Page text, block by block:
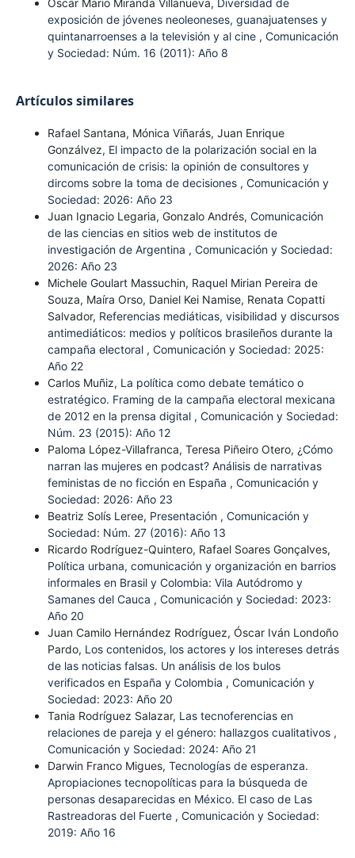
Oscar Mario Miranda Villanueva, Diversidad de
exposición de jóvenes neoleoneses, guanajuatenses y
quintanarroenses a la televisión y al cine , Comunicación
y Sociedad: Núm. 16 (2011): Año 8
Artículos similares
Rafael Santana, Mónica Viñarás, Juan Enrique
Gonzálvez, El impacto de la polarización social en la
comunicación de crisis: la opinión de consultores y
dircoms sobre la toma de decisiones , Comunicación y
Sociedad: 2026: Año 23
Juan Ignacio Legaria, Gonzalo Andrés, Comunicación
de las ciencias en sitios web de institutos de
investigación de Argentina , Comunicación y Sociedad:
2026: Año 23
Michele Goulart Massuchin, Raquel Mirian Pereira de
Souza, Maíra Orso, Daniel Kei Namise, Renata Copatti
Salvador, Referencias mediáticas, visibilidad y discursos
antimediáticos: medios y políticos brasileños durante la
campaña electoral , Comunicación y Sociedad: 2025:
Año 22
Carlos Muñiz, La política como debate temático o
estratégico. Framing de la campaña electoral mexicana
de 2012 en la prensa digital , Comunicación y Sociedad:
Núm. 23 (2015): Año 12
Paloma López-Villafranca, Teresa Piñeiro Otero, ¿Cómo
narran las mujeres en podcast? Análisis de narrativas
feministas de no ficción en España , Comunicación y
Sociedad: 2026: Año 23
Beatriz Solís Leree, Presentación , Comunicación y
Sociedad: Núm. 27 (2016): Año 13
Ricardo Rodríguez-Quintero, Rafael Soares Gonçalves,
Política urbana, comunicación y organización en barrios
informales en Brasil y Colombia: Vila Autódromo y
Samanes del Cauca , Comunicación y Sociedad: 2023:
Año 20
Juan Camilo Hernández Rodríguez, Óscar Iván Londoño
Pardo, Los contenidos, los actores y los intereses detrás
de las noticias falsas. Un análisis de los bulos
verificados en España y Colombia , Comunicación y
Sociedad: 2023: Año 20
Tania Rodríguez Salazar, Las tecnoferencias en
relaciones de pareja y el género: hallazgos cualitativos ,
Comunicación y Sociedad: 2024: Año 21
Darwin Franco Migues, Tecnologías de esperanza.
Apropiaciones tecnopolíticas para la búsqueda de
personas desaparecidas en México. El caso de Las
Rastreadoras del Fuerte , Comunicación y Sociedad:
2019: Año 16